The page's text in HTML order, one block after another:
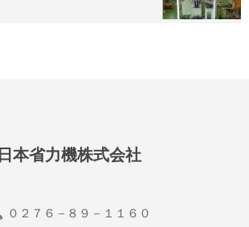
日本省力機株式会社
０２７６－８９－１１６０